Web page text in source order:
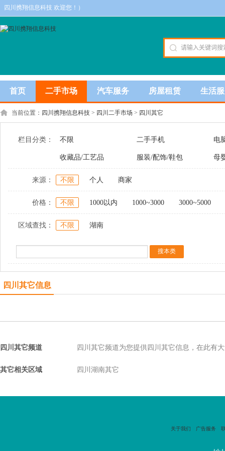
四川携翔信息科技 欢迎您！）
首页 二手市场 汽车服务 房屋租赁 生活
当前位置： 四川携翔信息科技 > 四川二手市场 > 四川其它
栏目分类： 不限 二手手机 电
收藏品/工艺品 服装/配饰/鞋包 母
来源： 不限 个人 商家
价格： 不限 1000以内 1000~3000 3000~5000
区域查找： 不限 湖南
四川其它信息
四川其它频道 四川其它频道为您提供四川其它信息，在此有
其它相关区域 四川湖南其它
关于我们 广告服务